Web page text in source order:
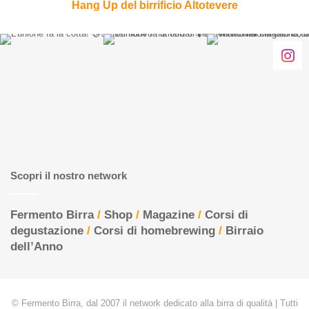
Hang Up del birrificio Altotevere
Scopri il nostro network
Fermento Birra/ Shop / Magazine / Corsi di
degustazione / Corsi di homebrewing / Birraio
dell’Anno
© Fermento Birra, dal 2007 il network dedicato alla birra di qualità | Tutti